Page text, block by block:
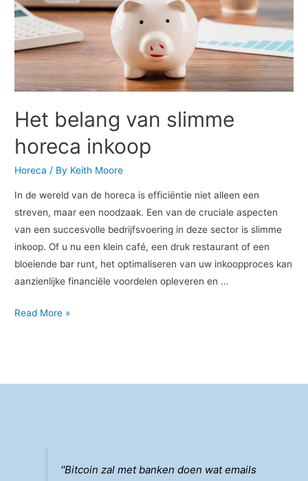
Het belang van slimme
horeca inkoop
Horeca / By Keith Moore
In de wereld van de horeca is efficiëntie niet alleen een
streven, maar een noodzaak. Een van de cruciale aspecten
van een succesvolle bedrijfsvoering in deze sector is slimme
inkoop. Of u nu een klein café, een druk restaurant of een
bloeiende bar runt, het optimaliseren van uw inkoopproces kan
aanzienlijke financiële voordelen opleveren en …
Het
horeca
Read More »
''Bitcoin zal met banken doen wat emails